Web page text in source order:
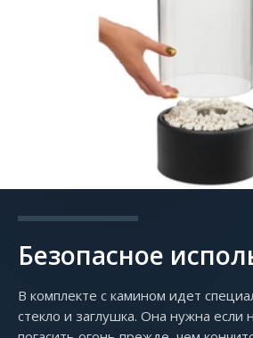
Безопасное
В комплекте с камином идет
стекло и заглушка. Она нужна если